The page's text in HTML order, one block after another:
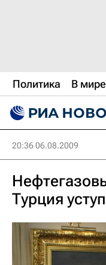
Политика В мире
20:36 06.08.2009
Турция